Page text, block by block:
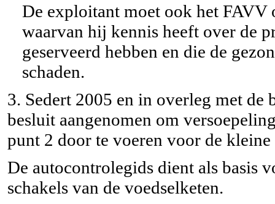
De exploitant moet ook het FAVV
waarvan hij kennis heeft over de
geserveerd hebben en die de
schaden.
3. Sedert 2005 en in overleg met
besluit aangenomen om
punt 2 door te voeren voor de
De autocontrolegids dient als basis
schakels van de voedselketen.